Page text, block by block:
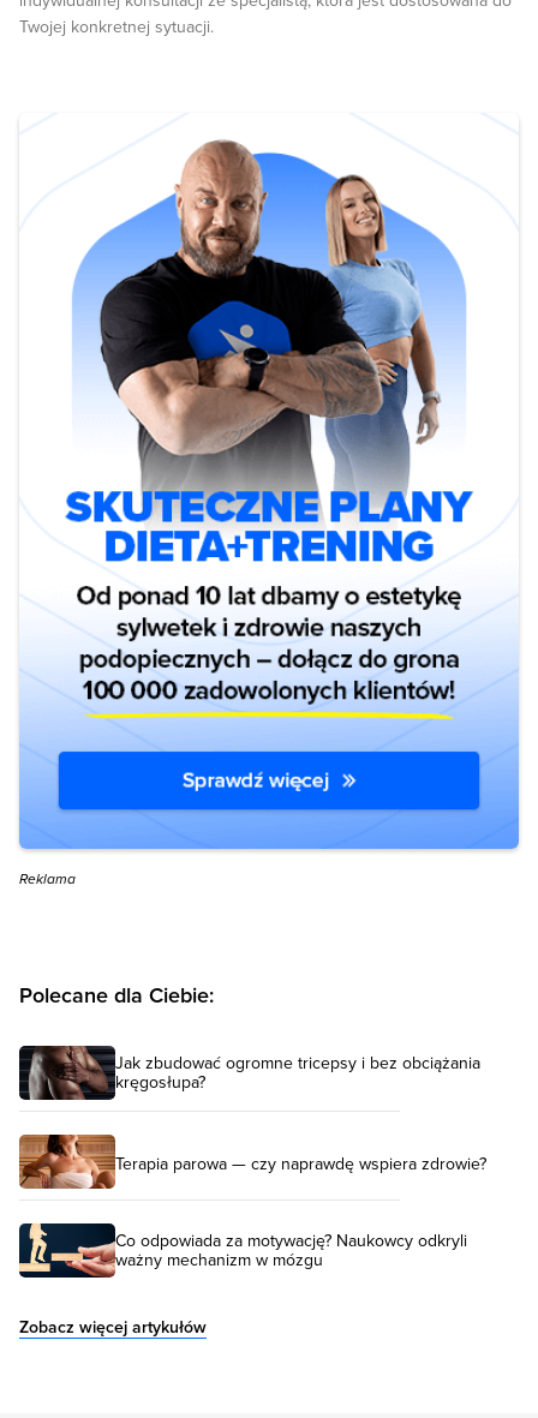
Twojej konkretnej sytuacji.
Reklama
Polecane dla Ciebie:
Jak zbudować ogromne tricepsy i bez obciążania
kręgosłupa?
Terapia parowa — czy naprawdę wspiera zdrowie?
Co odpowiada za motywację? Naukowcy odkryli
ważny mechanizm w mózgu
Zobacz więcej artykułów